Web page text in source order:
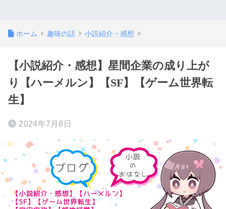
ホーム 趣味の話 小説紹介・感想
【小説紹介・感想】星間企業の成り上が
り【ハーメルン】【SF】【ゲーム世界転
生】
2024年7月8日